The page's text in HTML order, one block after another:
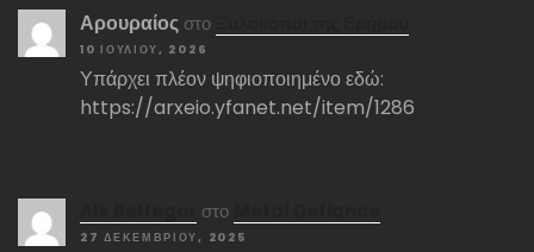
Αρουραίος στο
10 ΙΟΥΛΊΟΥ, 2026
Υπάρχει πλέον ψηφιοποιημένο εδώ:
https://arxeio.yfanet.net/item/1286
στο
27 ΔΕΚΕΜΒΡΊΟΥ, 2025